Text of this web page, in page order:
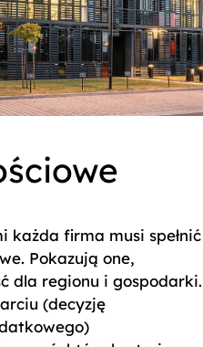
każda firma musi spełnić
Pokazują one,
dla regionu i gospodarki.
(decyzję